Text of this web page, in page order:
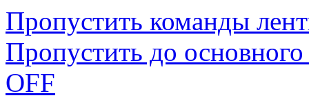
Пропустить команды
Пропустить до основного
OFF